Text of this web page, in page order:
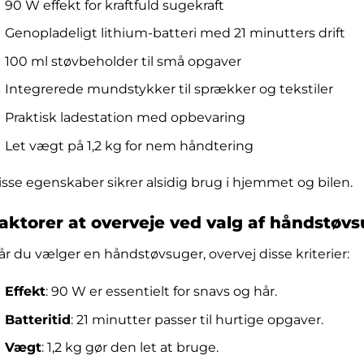
90 W effekt for kraftfuld sugekraft
Genopladeligt lithium-batteri med 21 minutters drift
100 ml støvbeholder til små opgaver
Integrerede mundstykker til sprækker og tekstiler
Praktisk ladestation med opbevaring
Let vægt på 1,2 kg for nem håndtering
egenskaber sikrer alsidig brug i hjemmet og bilen.
at overveje ved valg af
du vælger en håndstøvsuger, overvej disse kriterier:
Effekt: 90 W er essentielt for snavs og hår.
Batteritid: 21 minutter passer til hurtige opgaver.
Vægt: 1,2 kg gør den let at bruge.